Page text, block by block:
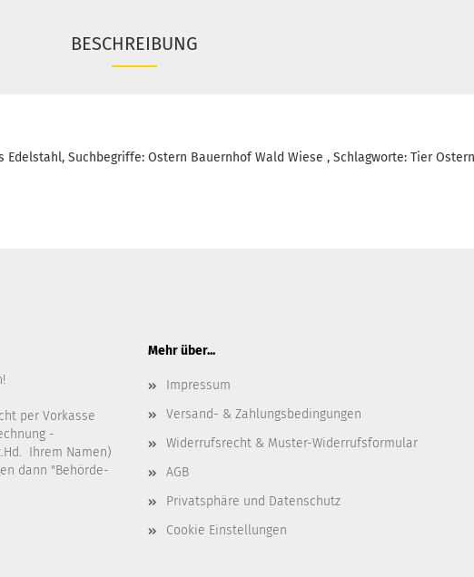
BESCHREIBUNG
Edelstahl, Suchbegriffe: Ostern Bauernhof Wald Wiese , Schlagworte: Tier Ostern
per Vorkasse
-
Ihrem Namen)
dann "Behörde-
Mehr über...
Impressum
Versand- & Zahlungsbedingungen
Widerrufsrecht & Muster-Widerrufsformular
AGB
Privatsphäre und Datenschutz
Cookie Einstellungen